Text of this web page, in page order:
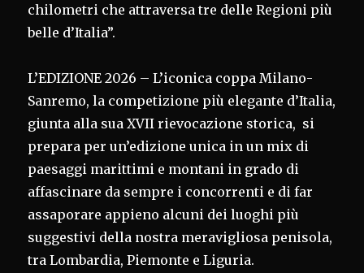
chilometri che attraversa tre delle Regioni più
belle d’Italia”.
L’EDIZIONE 2026 – L’iconica coppa Milano-
Sanremo, la competizione più elegante d’Italia,
giunta alla sua XVII rievocazione storica, si
prepara per un’edizione unica in un mix di
paesaggi marittimi e montani in grado di
affascinare da sempre i concorrenti e di far
assaporare appieno alcuni dei luoghi più
suggestivi della nostra meravigliosa penisola,
tra Lombardia, Piemonte e Liguria.